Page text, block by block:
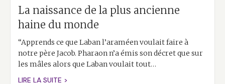
La naissance de la plus ancienne
haine du monde
“Apprends ce que Laban l’araméen voulait faire à
notre père Jacob. Pharaon n’a émis son décret que sur
les mâles alors que Laban voulait tout…
LIRE LA SUITE >